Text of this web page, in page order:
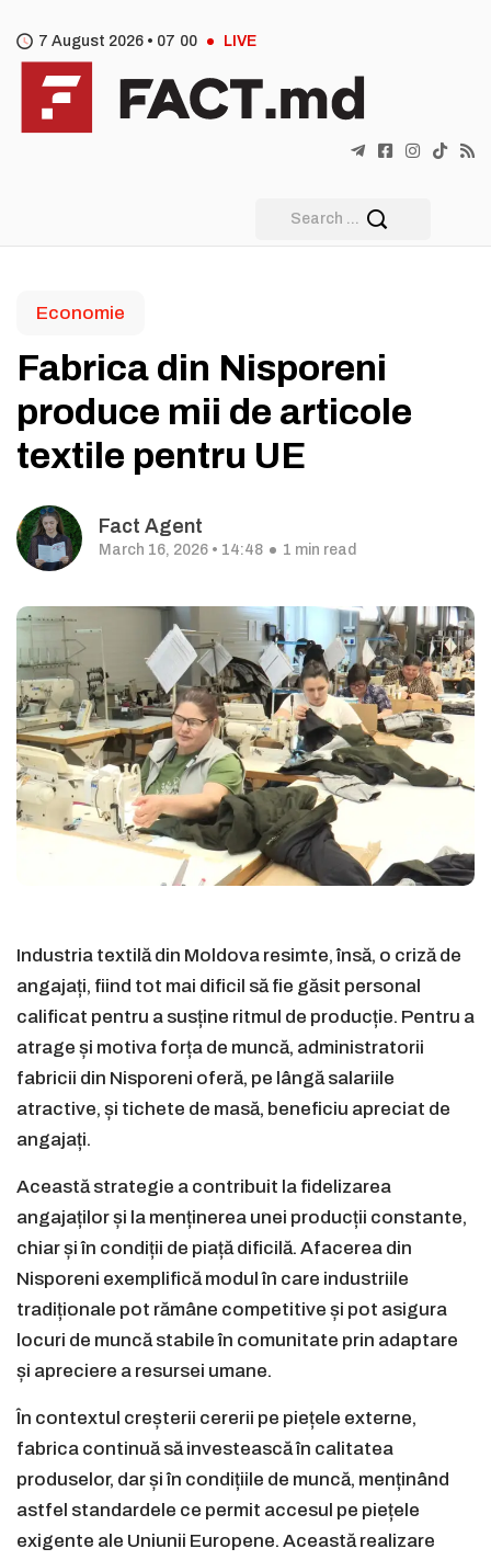
7 August 2026 • 07 00 LIVE
Economie
Fabrica din Nisporeni
produce mii de articole
textile pentru UE
Fact Agent
March 16, 2026 • 14:48 1 min read
Industria textilă din Moldova resimte, însă, o criză de
angajați, fiind tot mai dificil să fie găsit personal
calificat pentru a susține ritmul de producție. Pentru a
atrage și motiva forța de muncă, administratorii
fabricii din Nisporeni oferă, pe lângă salariile
atractive, și tichete de masă, beneficiu apreciat de
angajați.
Această strategie a contribuit la fidelizarea
angajaților și la menținerea unei producții constante,
chiar și în condiții de piață dificilă. Afacerea din
Nisporeni exemplifică modul în care industriile
tradiționale pot rămâne competitive și pot asigura
locuri de muncă stabile în comunitate prin adaptare
și apreciere a resursei umane.
În contextul creșterii cererii pe piețele externe,
fabrica continuă să investească în calitatea
produselor, dar și în condițiile de muncă, menținând
astfel standardele ce permit accesul pe piețele
exigente ale Uniunii Europene. Această realizare